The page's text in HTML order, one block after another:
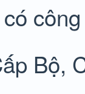
Bộ,